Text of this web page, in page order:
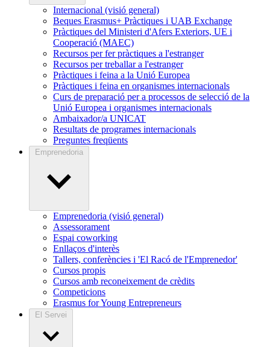
Internacional (visió general)
Beques Erasmus+ Pràctiques i UAB Exchange
Pràctiques del Ministeri d'Afers Exteriors, UE i
Cooperació (MAEC)
Recursos per fer pràctiques a l'estranger
Recursos per treballar a l'estranger
Pràctiques i feina a la Unió Europea
Pràctiques i feina en organismes internacionals
Curs de preparació per a processos de selecció de la
Unió Europea i organismes internacionals
Ambaixador/a UNICAT
Resultats de programes internacionals
Preguntes freqüents
Emprenedoria
Emprenedoria (visió general)
Assessorament
Espai coworking
Enllaços d'interès
Tallers, conferències i 'El Racó de l'Emprenedor'
Cursos propis
Cursos amb reconeixement de crèdits
Competicions
Erasmus for Young Entrepreneurs
El Servei